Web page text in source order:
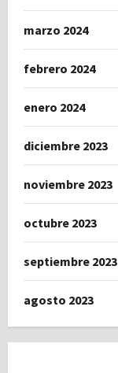
marzo 2024
febrero 2024
enero 2024
diciembre 2023
noviembre 2023
octubre 2023
septiembre 2023
agosto 2023